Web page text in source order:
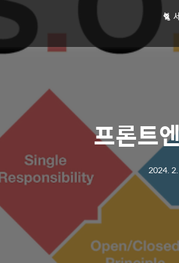
🐈
프론트
2024.